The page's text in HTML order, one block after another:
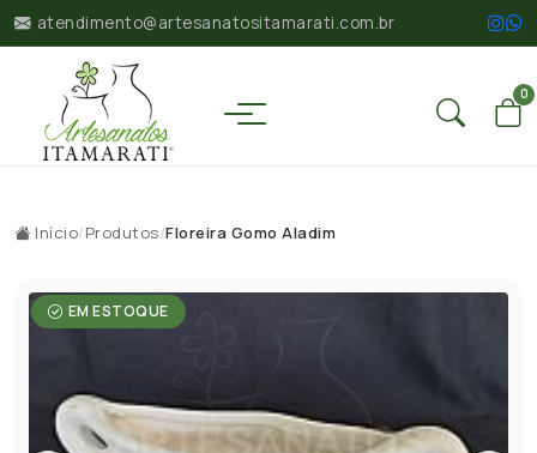
atendimento@artesanatositamarati.com.br
0
Início/Produtos/Floreira Gomo Aladim
EM ESTOQUE